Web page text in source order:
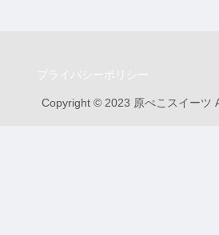
プライバシーポリシー
Copyright © 2023 原ぺこスイーツ